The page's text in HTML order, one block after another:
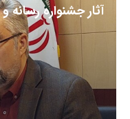
آثار جشنواره